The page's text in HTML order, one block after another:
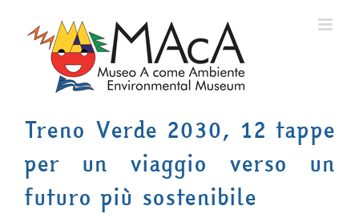
contenuto
Treno Verde 2030, 12 tappe
per un viaggio verso un
futuro più sostenibile